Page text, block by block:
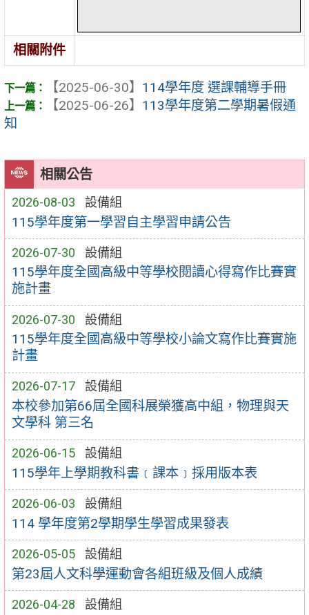
相關公告
2026-08-03 設備組
115學年度第一學習自主學習申請公告
2026-07-30 設備組
115學年度全國高級中等學校閱讀心得寫作比賽實
施計畫
2026-07-30 設備組
115學年度全國高級中等學校小論文寫作比賽實施
計畫
2026-07-17 設備組
本校參加第66屆全國科展榮獲高中組，物理與天
文學科 第三名
2026-06-15 設備組
115學年上學期教科書﹝課本﹞採用版本表
2026-06-03 設備組
114 學年度第2學期學生學習成果發表
2026-05-05 設備組
第23屆人文科學運動會各組班級及個人成績
2026-04-28 設備組
相關附件
【2025-06-30】 114學年度 選課輔導手冊
【2025-06-26】 113學年度第二學期暑假通
知